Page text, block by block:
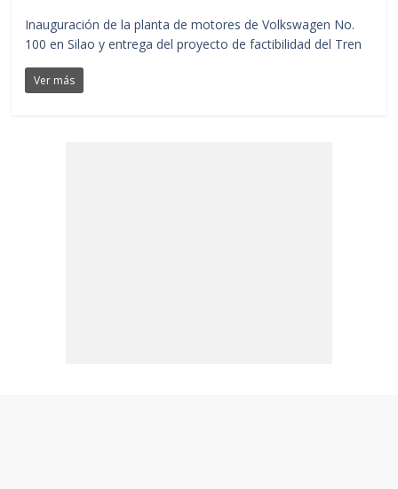
Inauguración de la planta de motores de Volkswagen No.
100 en Silao y entrega del proyecto de factibilidad del Tren
Ver más